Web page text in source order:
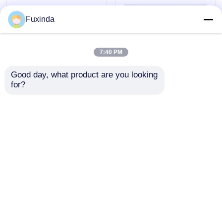
для рекламных
Fuxinda
7:40 PM
Good day, what product are you looking
for?